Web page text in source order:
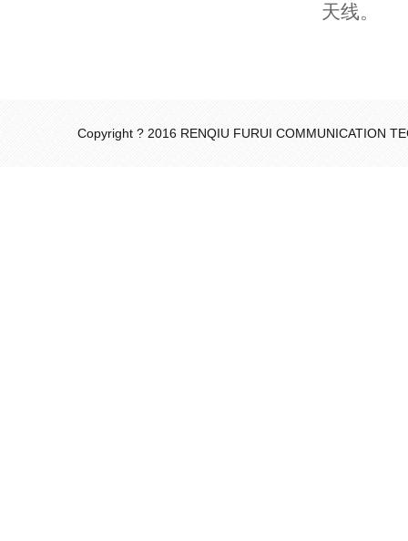
天线。
Copyright ? 2016 RENQIU FURUI COMMUNICATION